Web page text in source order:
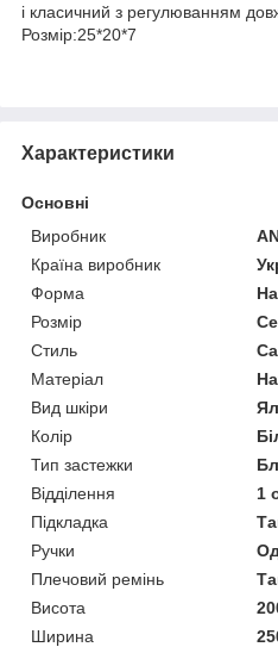
і класичний з регулюванням
Розмір:25*20*7
Характеристики
Основні
Виробник
Країна виробник
Форма
Розмір
Стиль
Матеріал
Вид шкіри
Колір
Тип застежки
Відділення
1
Підкладка
Ручки
Плечовий ремінь
Висота
Ширина